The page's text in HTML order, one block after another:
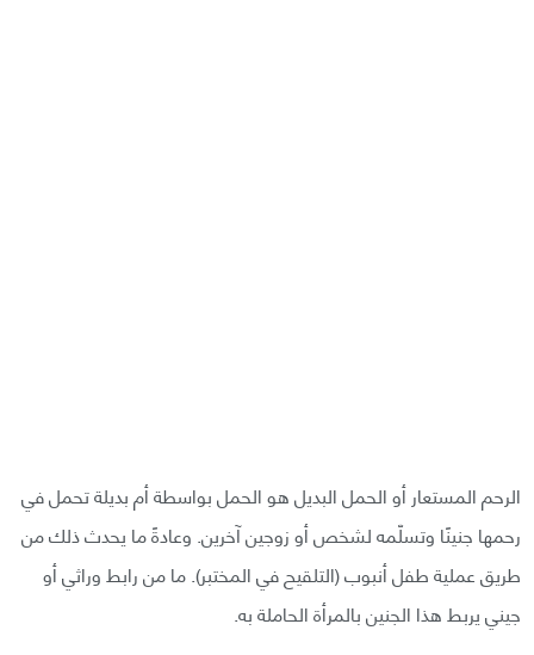
الرحم المستعار أو الحمل البديل هو الحمل بواسطة أم بديلة تحمل في
رحمها جنينًا وتسلّمه لشخص أو زوجين آخرين. وعادةً ما يحدث ذلك من
طريق عملية طفل أنبوب (التلقيح في المختبر). ما من رابط وراثي أو
جيني يربط هذا الجنين بالمرأة الحاملة به.